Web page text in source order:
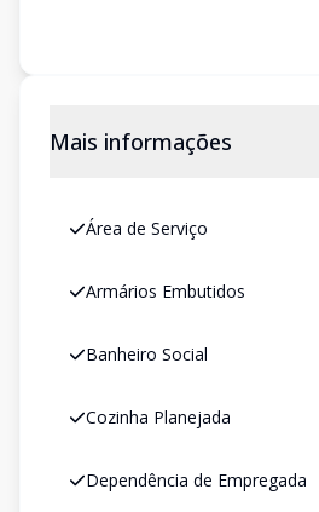
Mais informações
Área de Serviço
Armários Embutidos
Banheiro Social
Cozinha Planejada
Dependência de Empregada